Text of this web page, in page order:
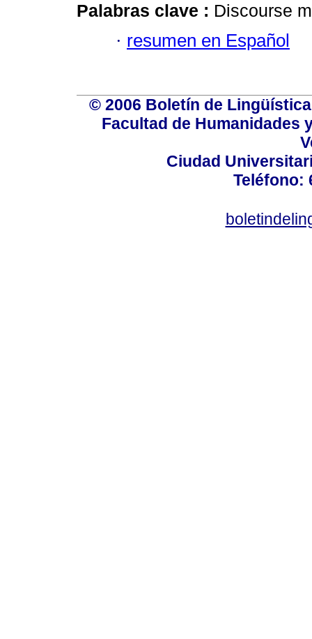
Palabras clave : Discourse
· resumen en Español
© 2006 Boletín de
Facultad de Humanidades
Ciudad
Teléfono: